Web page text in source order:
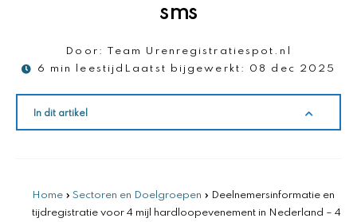
sms
Door:
Team Urenregistratiespot.nl
6 min leestijd Laatst bijgewerkt: 08 dec 2025
In dit artikel
Home » Sectoren en Doelgroepen » Deelnemersinformatie en
tijdregistratie voor 4 mijl hardloopevenement in Nederland – 4